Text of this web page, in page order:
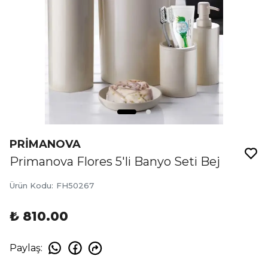
PRİMANOVA
Primanova Flores 5'li Banyo Seti Bej
Ürün Kodu: FH50267
₺ 810.00
Paylaş: